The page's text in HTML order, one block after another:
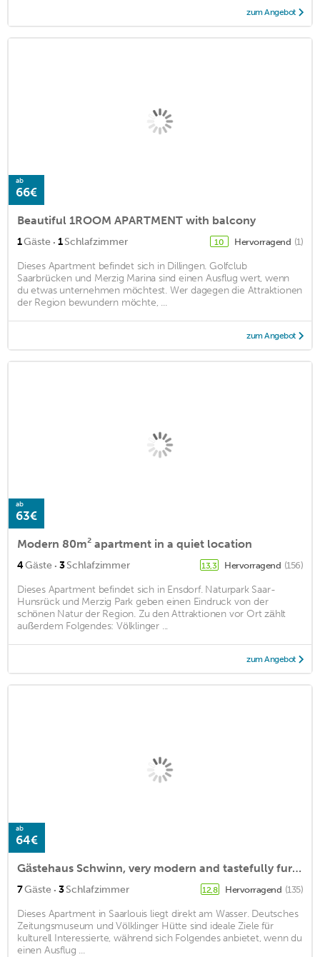
zum Angebot
ab
66€
Beautiful 1ROOM APARTMENT with balcony
1Gäste · 1Schlafzimmer 10 Hervorragend (1)
Dieses Apartment befindet sich in Dillingen. Golfclub
Saarbrücken und Merzig Marina sind einen Ausflug wert, wenn
du etwas unternehmen möchtest. Wer dagegen die Attraktionen
der Region bewundern möchte, ...
zum Angebot
ab
63€
Modern 80m² apartment in a quiet location
4Gäste · 3Schlafzimmer 13,3 Hervorragend (156)
Dieses Apartment befindet sich in Ensdorf. Naturpark Saar-
Hunsrück und Merzig Park geben einen Eindruck von der
schönen Natur der Region. Zu den Attraktionen vor Ort zählt
außerdem Folgendes: Völklinger ...
zum Angebot
ab
64€
Gästehaus Schwinn, very modern and tastefully furnished, feel good
7Gäste · 3Schlafzimmer 12,8 Hervorragend (135)
Dieses Apartment in Saarlouis liegt direkt am Wasser. Deutsches
Zeitungsmuseum und Völklinger Hütte sind ideale Ziele für
kulturell Interessierte, während sich Folgendes anbietet, wenn du
einen Ausflug ...